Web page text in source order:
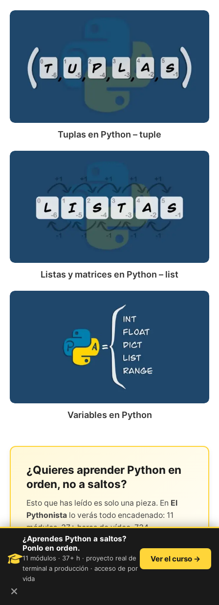
Python
tuple
Tuplas en Python – tuple
matrices
en
Python
–
list
Listas y matrices en Python – list
en
Python
Variables en Python
¿Quieres aprender Python en
orden, no a saltos?
Esto que has leído es solo una pieza. En El
Pythonista lo verás todo encadenado: 11
módulos, 37+ horas de vídeo, 734
actividades y un proyecto real
(MovieTracker) que crece contigo desde la
primera variable hasta el deploy a
producción.
¿Aprendes Python a saltos?
Ponlo en orden.
11 módulos · 37+ h · proyecto real de
terminal a producción · acceso de por
vida
Ver el curso →